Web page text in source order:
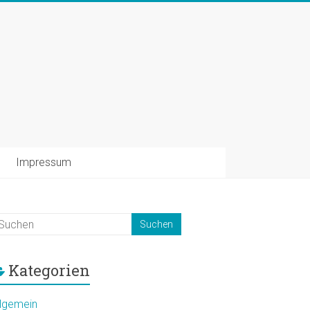
Impressum
Kategorien